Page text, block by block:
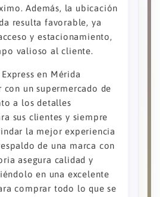
Además, la ubicación
resulta favorable, ya
y estacionamiento,
valioso al cliente.
en Mérida
un supermercado de
a los detalles
sus clientes y siempre
la mejor experiencia
de una marca con
asegura calidad y
en una excelente
comprar todo lo que se